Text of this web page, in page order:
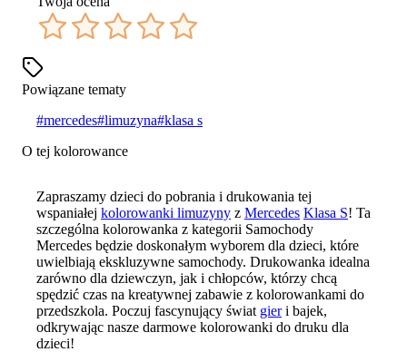
Powiązane tematy
#mercedes#limuzyna#klasa s
O tej kolorowance
Zapraszamy dzieci do pobrania i drukowania tej
wspaniałej kolorowanki limuzyny z Mercedes Klasa S! Ta
szczególna kolorowanka z kategorii Samochody
Mercedes będzie doskonałym wyborem dla dzieci, które
uwielbiają ekskluzywne samochody. Drukowanka idealna
zarówno dla dziewczyn, jak i chłopców, którzy chcą
spędzić czas na kreatywnej zabawie z kolorowankami do
przedszkola. Poczuj fascynujący świat gieri bajek,
odkrywając nasze darmowe kolorowanki do druku dla
dzieci!